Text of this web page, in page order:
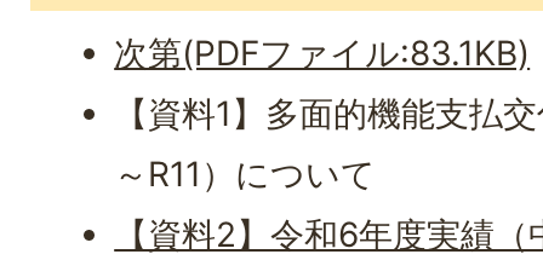
次第(PDFファイル:83.1KB)
【資料1】多面的機能支払
～R11）について
【資料2】令和6年度実績